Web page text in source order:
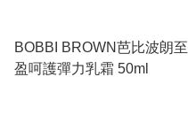
BOBBI BROWN芭比波朗至
盈呵護彈力乳霜 50ml